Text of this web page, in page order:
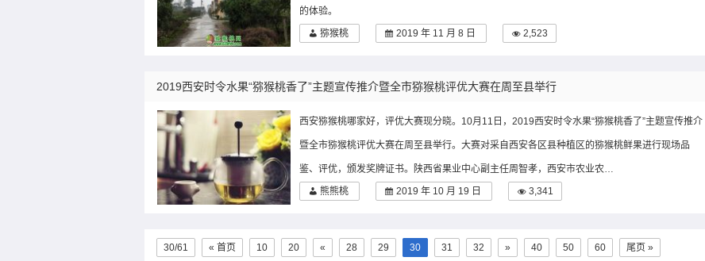
的体验。
猕猴桃
2019 年 11 月 8 日 2,523
2019西安时令水果“猕猴桃香了”主题宣传推介暨全市猕猴桃评优大赛在周至县举行
西安猕猴桃哪家好，评优大赛现分晓。10月11日，2019西安时令水果“猕猴桃香了”主题宣传推介
暨全市猕猴桃评优大赛在周至县举行。大赛对采自西安各区县种植区的猕猴桃鲜果进行现场品
鉴、评优，颁发奖牌证书。陕西省果业中心副主任周智孝，西安市农业农…
熊熊桃
2019 年 10 月 19 日 3,341
30/61 « 首页 10 20 « 28 29 30 31 32 » 40 50 60 尾页 »